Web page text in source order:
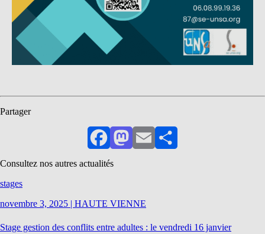
Partager
FacebookMastodon
EmailPartager
Consultez nos autres actualités
stages
novembre 3, 2025 | HAUTE VIENNE
Stage gestion des conflits entre adultes : le vendredi 16 janvier